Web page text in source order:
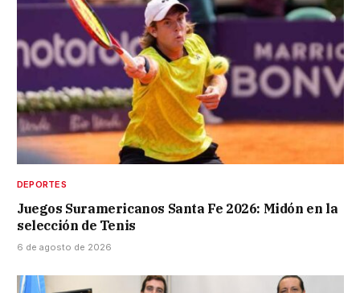
DEPORTES
Juegos Suramericanos Santa Fe 2026: Midón en la
selección de Tenis
6 de agosto de 2026